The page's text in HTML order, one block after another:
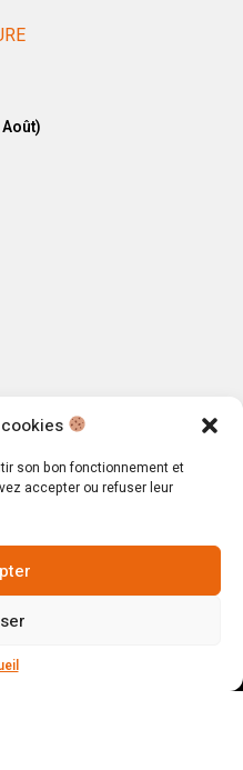
son bon fonctionnement et
accepter ou refuser leur
intérieur.